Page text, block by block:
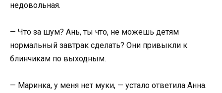
недовольная.
— Что за шум? Ань, ты что, не можешь детям
нормальный завтрак сделать? Они привыкли к
блинчикам по выходным.
— Маринка, у меня нет муки, — устало ответила Анна.